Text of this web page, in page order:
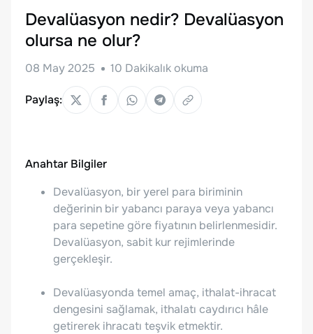
Devalüasyon nedir? Devalüasyon
olursa ne olur?
08 May 2025 10 Dakikalık okuma
Paylaş:
Anahtar Bilgiler
Devalüasyon, bir yerel para biriminin
değerinin bir yabancı paraya veya yabancı
para sepetine göre fiyatının belirlenmesidir.
Devalüasyon, sabit kur rejimlerinde
gerçekleşir.
Devalüasyonda temel amaç, ithalat-ihracat
dengesini sağlamak, ithalatı caydırıcı hâle
getirerek ihracatı teşvik etmektir.